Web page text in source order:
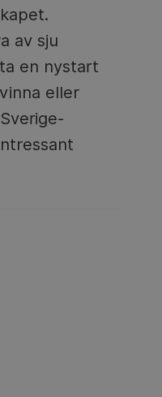
av sju
en nystart
eller